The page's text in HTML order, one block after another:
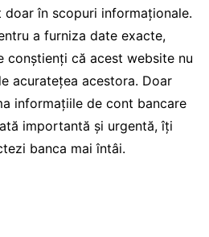
în scopuri informaționale.
a furniza date exacte,
conștienți că acest website nu
acuratețea acestora. Doar
informațiile de cont bancare
importantă și urgentă, îți
banca mai întâi.